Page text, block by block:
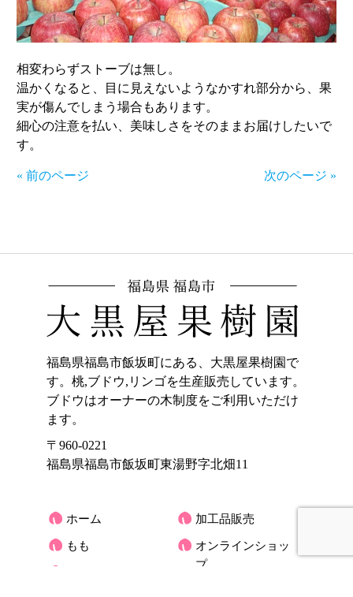
相変わらずストーブは無し。
温かくなると、目に見えないようなかすれ部分から、果
実が傷んでしまう場合もあります。
細心の注意を払い、美味しさをそのままお届けしたいで
す。
« 前のページ 次のページ »
福島県福島市飯坂町にある、大黒屋果樹園で
す。桃,ブドウ,リンゴを生産販売しています。
ブドウはオーナーの木制度をご利用いただけ
ます。
〒960-0221
福島県福島市飯坂町東湯野字北畑11
ホーム
もも
加工品販売
オンラインショッ
プ